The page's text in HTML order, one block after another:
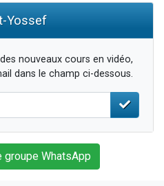
Yossef
nouveaux cours en vidéo,
dans le champ ci-dessous.
groupe WhatsApp